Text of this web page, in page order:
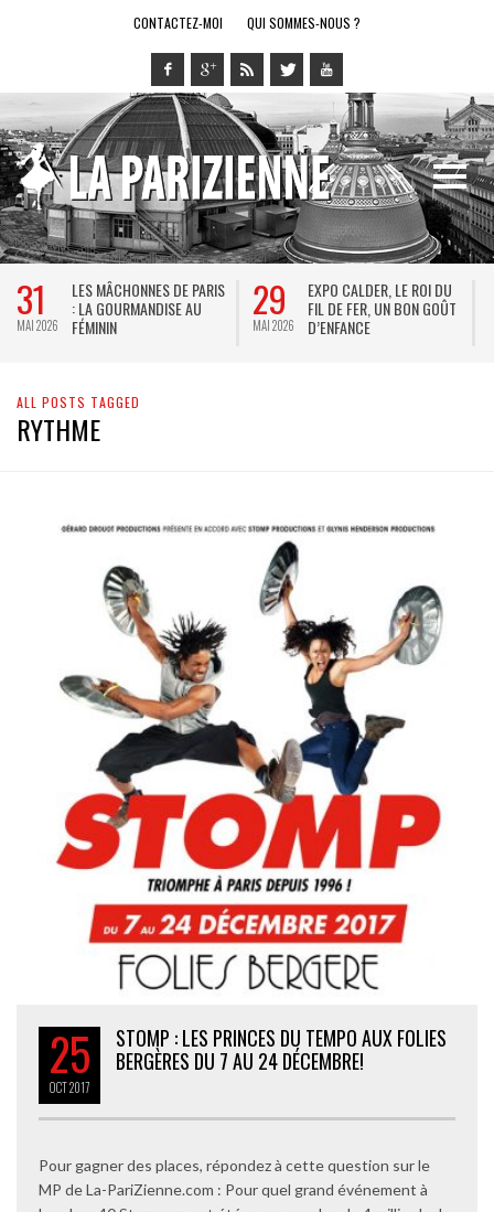
CONTACTEZ-MOI QUI SOMMES-NOUS ?
31
MAI 2026
LES MÂCHONNES DE PARIS
: LA GOURMANDISE AU
FÉMININ
29
MAI 2026
EXPO CALDER, LE ROI DU
FIL DE FER, UN BON GOÛT
D’ENFANCE
ALL POSTS TAGGED
RYTHME
25
OCT2017
STOMP : LES PRINCES DU TEMPO AUX FOLIES
BERGÈRES DU 7 AU 24 DÉCEMBRE!
Pour gagner des places, répondez à cette question sur le
MP de La-PariZienne.com : Pour quel grand événement à